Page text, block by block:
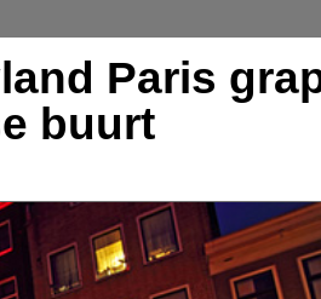
Paris
buurt